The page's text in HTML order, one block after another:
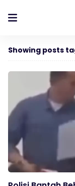
Showing posts